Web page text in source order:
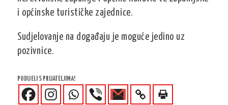
i općinske turističke zajednice.
Sudjelovanje na događaju je moguće jedino uz
pozivnice.
PODIJELI S PRIJATELJIMA!